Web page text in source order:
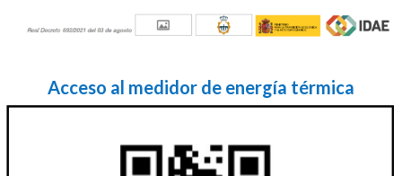
Acceso al medidor de energía térmica